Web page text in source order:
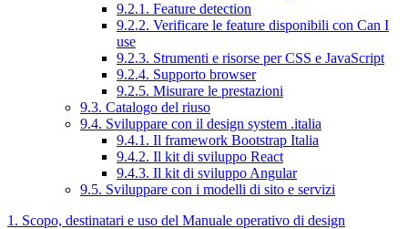
9.2.1. Feature detection
9.2.2. Verificare le feature disponibili con Can I
use
9.2.3. Strumenti e risorse per CSS e JavaScript
9.2.4. Supporto browser
9.2.5. Misurare le prestazioni
9.3. Catalogo del riuso
9.4. Sviluppare con il design system .italia
9.4.1. Il framework Bootstrap Italia
9.4.2. Il kit di sviluppo React
9.4.3. Il kit di sviluppo Angular
9.5. Sviluppare con i modelli di sito e servizi
1. Scopo, destinatari e uso del Manuale operativo di design